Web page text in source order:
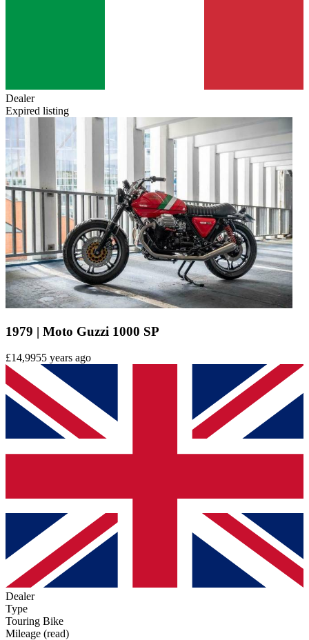
Dealer
Expired listing
1979 | Moto Guzzi 1000 SP
£14,9955 years ago
Dealer
Type
Touring Bike
Mileage (read)